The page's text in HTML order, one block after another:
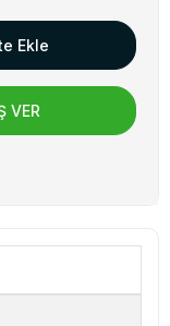
Ekle
VER